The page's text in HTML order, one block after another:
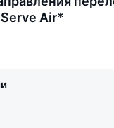
Air*